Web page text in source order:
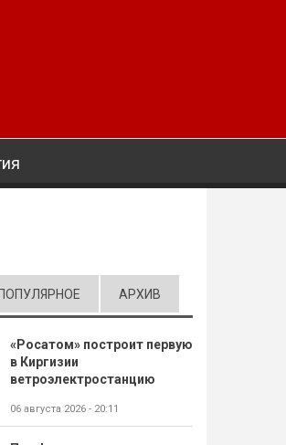
ВКЛАДКА)
ПОПУЛЯРНОЕ АРХИВ
«Росатом» построит первую
в Киргизии
ветроэлектростанцию
06 августа 2026 - 20:11